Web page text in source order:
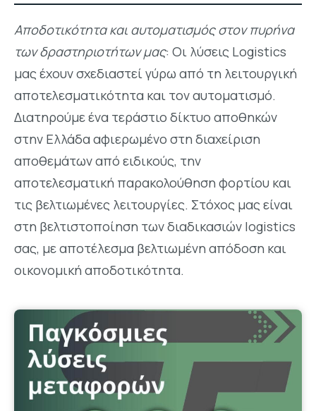
Αποδοτικότητα και αυτοματισμός στον πυρήνα
των δραστηριοτήτων μας: Οι λύσεις Logistics
μας έχουν σχεδιαστεί γύρω από τη λειτουργική
αποτελεσματικότητα και τον αυτοματισμό.
Διατηρούμε ένα τεράστιο δίκτυο αποθηκών
στην Ελλάδα αφιερωμένο στη διαχείριση
αποθεμάτων από ειδικούς, την
αποτελεσματική παρακολούθηση φορτίου και
τις βελτιωμένες λειτουργίες. Στόχος μας είναι
στη βελτιστοποίηση των διαδικασιών logistics
σας, με αποτέλεσμα βελτιωμένη απόδοση και
οικονομική αποδοτικότητα.